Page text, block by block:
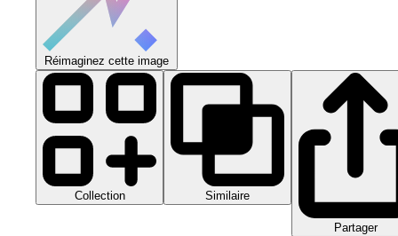
Réimaginez cette image
Collection Similaire
Partager